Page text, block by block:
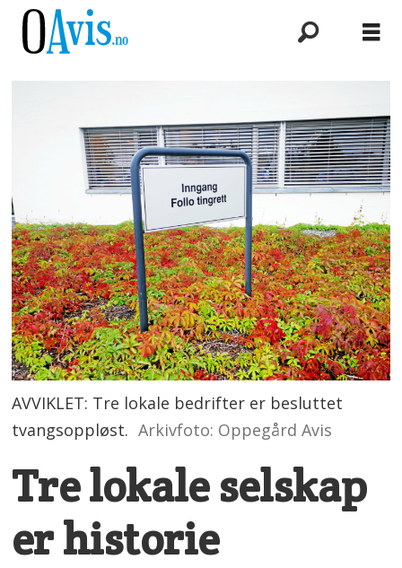
AVVIKLET: Tre lokale bedrifter er besluttet
tvangsoppløst. Arkivfoto: Oppegård Avis
Tre lokale selskap
er historie